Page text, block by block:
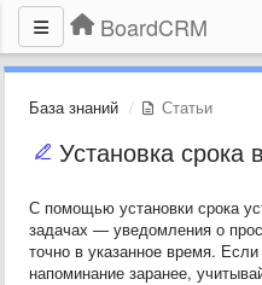
BoardCRM
База знаний Статьи
Установка срока
С помощью установки срока
задачах — уведомления о
точно в указанное время.
напоминание заранее,